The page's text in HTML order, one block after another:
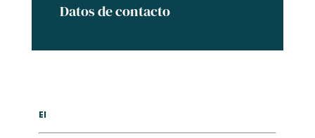
Datos de contacto
El